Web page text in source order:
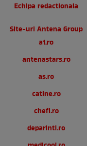
Echipa redactionala
Site-uri Antena Group
a1.ro
antenastars.ro
as.ro
catine.ro
chefi.ro
deparinti.ro